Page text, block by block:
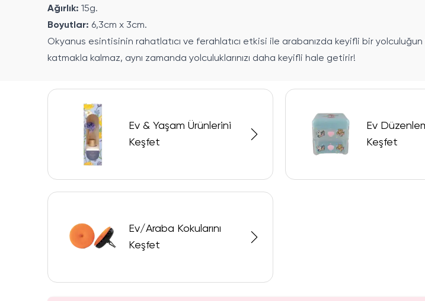
Ağırlık: 15g.
Boyutlar: 6,3cm x 3cm.
Okyanus esintisinin rahatlatıcı ve ferahlatıcı etkisi ile arabanızda keyifli bir yolculuğun
katmakla kalmaz, aynı zamanda yolculuklarınızı daha keyifli hale getirir!
Ev & Yaşam Ürünlerini
Keşfet
Ev
Keşfet
Ev/Araba Kokularını
Keşfet